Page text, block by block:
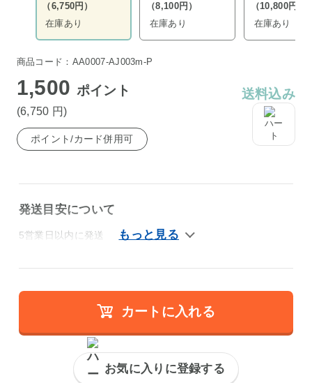
（6,750円）
在庫あり
（8,100円）
在庫あり
（10,800円）
在庫あり
商品コード：AA0007-AJ003m-P
1,500 ポイント
(6,750 円)
送料込み
ポイント/カード併用可
発送目安について
5営業日以内に発送
カートに入れる
お気に入りに登録する